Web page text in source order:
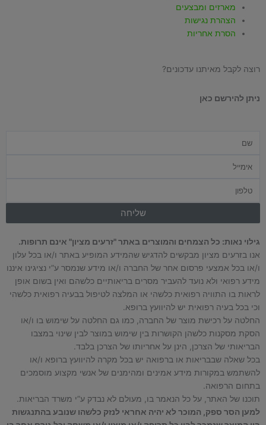
מארזים ומבצעים
הצהרת נגישות
הסרת אחריות
רוצה לקבל מאיתנו עדכונים?
ניתן להירשם כאן
שליחה
גילוי נאות: כל הצמחים והמוצרים באתר "זרעים מציון" אינם תרופות.
אנו בזרעים מציון מבקשים להדגיש שהמידע המופיע באתר ו/או בכל עלון
ו/או בכל אמצעי פרסום אחר של החברה ו/או מידע שנמסר ע”י נציגינו איננו
מידע רפואי ולא נועד להעביר מסרים בריאותיים כלשהם ואין בשום אופן
לראות בו התוויה רפואית כלשהי או המלצה לטיפול בבעיה רפואית כלשהי
וכי בכל בעיה רפואית יש להיוועץ ברופא.
החלטה על רכישת מוצר של החברה, כמו גם החלטה על שימוש בו ו/או
הסקת מסקנות כלשהן הקושרות בין שימוש במוצר לבין שינוי במצבו
הבריאותי של הצרכן, הינן על אחריותו של הצרכן בלבד.
בכל שאלה שבבריאות או ברפואה יש בכל מקרה להיוועץ ברופא ו/או
להשתמש במקורות מידע אמינים ומהימנים של אנשי מקצוע מוסמכים
בתחום הרפואה.
תוכנו של האתר, על כל הנאמר בו, מעולם לא נבדק ע”י משרד הבריאות.
למען הסר ספק, המוכר לא יהיה אחראי לנזק כלשהו שנובע בהתנגשות